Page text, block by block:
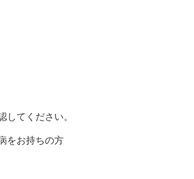
してください。
をお持ちの方